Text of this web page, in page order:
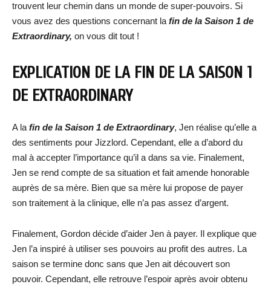
trouvent leur chemin dans un monde de super-pouvoirs. Si
vous avez des questions concernant la fin de la Saison 1 de
Extraordinary, on vous dit tout !
EXPLICATION DE LA FIN DE LA SAISON 1
DE EXTRAORDINARY
A la fin de la Saison 1 de Extraordinary, Jen réalise qu’elle a
des sentiments pour Jizzlord. Cependant, elle a d’abord du
mal à accepter l’importance qu’il a dans sa vie. Finalement,
Jen se rend compte de sa situation et fait amende honorable
auprès de sa mère. Bien que sa mère lui propose de payer
son traitement à la clinique, elle n’a pas assez d’argent.
Finalement, Gordon décide d’aider Jen à payer. Il explique que
Jen l’a inspiré à utiliser ses pouvoirs au profit des autres. La
saison se termine donc sans que Jen ait découvert son
pouvoir. Cependant, elle retrouve l’espoir après avoir obtenu